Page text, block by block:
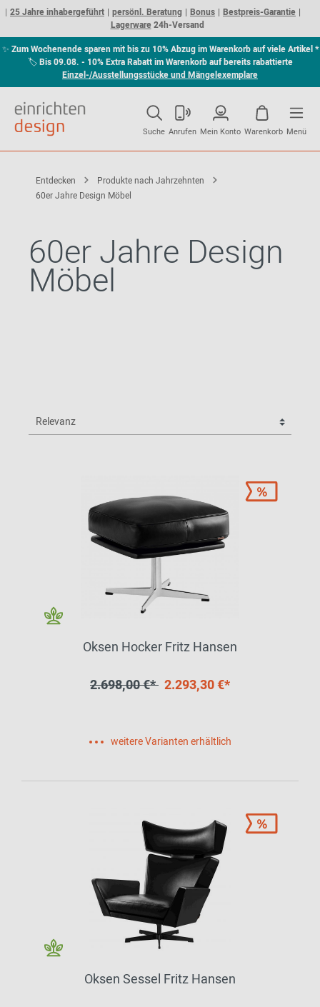
25 Jahre inhabergeführt persönl. Beratung Bonus
Bestpreis-Garantie
Lagerware24h-Versand
✨ Zum Wochenende sparen mit bis zu 10% Abzug im Warenkorb auf viele Artikel *
🏷Bis 09.08. - 10% Extra Rabatt im Warenkorb auf bereits rabattierte
Einzel-/Ausstellungsstücke und Mängelexemplare
Suche Anrufen Mein Konto Warenkorb Menü
Entdecken
Produkte nach Jahrzehnten
60er Jahre Design Möbel
60er Jahre Design
Möbel
Oksen Hocker Fritz Hansen
2.698,00 €* 2.293,30 €*
weitere Varianten erhältlich
Oksen Sessel Fritz Hansen